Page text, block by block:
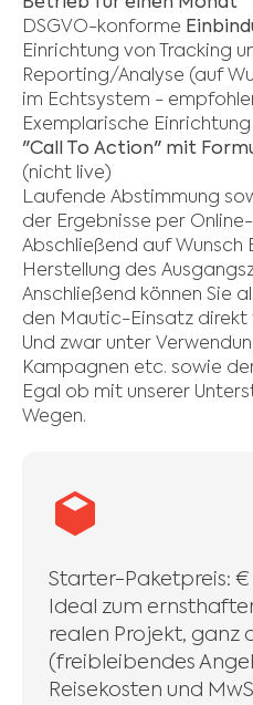
DSGVO-konforme
Einrichtung von Tracking
Reporting/Analyse (auf
im Echtsystem -
Exemplarische
"Call To Action" mit
(nicht live)
Laufende Abstimmung
der Ergebnisse per
Abschließend auf Wunsch
Herstellung des
Anschließend können Sie
den Mautic-Einsatz direkt
Und zwar unter
Kampagnen etc. sowie
Egal ob mit unserer
Wegen.
Starter-Paketpreis: €
Ideal zum
realen Projekt, ganz
(freibleibendes
Reisekosten und